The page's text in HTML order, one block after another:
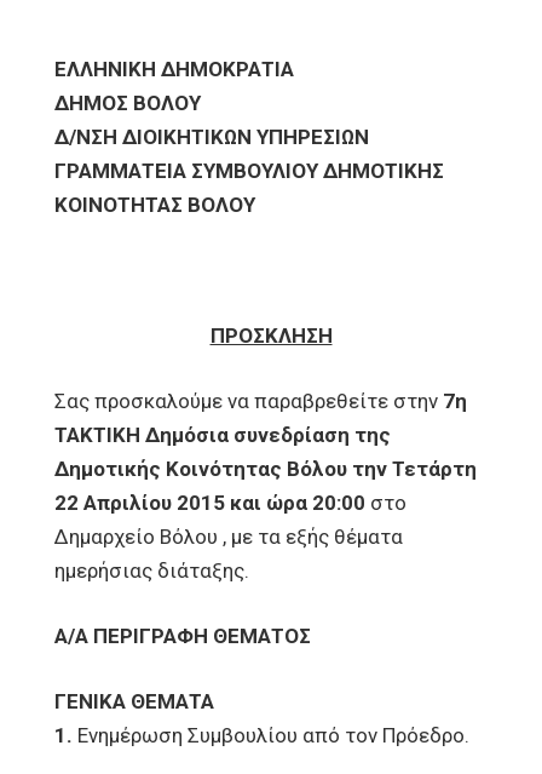
ΕΛΛΗΝΙΚΗ ΔΗΜΟΚΡΑΤΙΑ
ΔΗΜΟΣ ΒΟΛΟΥ
Δ/ΝΣΗ ΔΙΟΙΚΗΤΙΚΩΝ ΥΠΗΡΕΣΙΩΝ
ΓΡΑΜΜΑΤΕΙΑ ΣΥΜΒΟΥΛΙΟΥ ΔΗΜΟΤΙΚΗΣ
ΚΟΙΝΟΤΗΤΑΣ ΒΟΛΟΥ
ΠΡΟΣΚΛΗΣΗ
Σας προσκαλούμε να παραβρεθείτε στην 7η
ΤΑΚΤΙΚΗ Δημόσια συνεδρίαση της
Δημοτικής Κοινότητας Βόλου την Τετάρτη
22 Απριλίου 2015 και ώρα 20:00 στο
Δημαρχείο Βόλου , με τα εξής θέματα
ημερήσιας διάταξης.
Α/Α ΠΕΡΙΓΡΑΦΗ ΘΕΜΑΤΟΣ
ΓΕΝΙΚΑ ΘΕΜΑΤΑ
1. Ενημέρωση Συμβουλίου από τον Πρόεδρο.